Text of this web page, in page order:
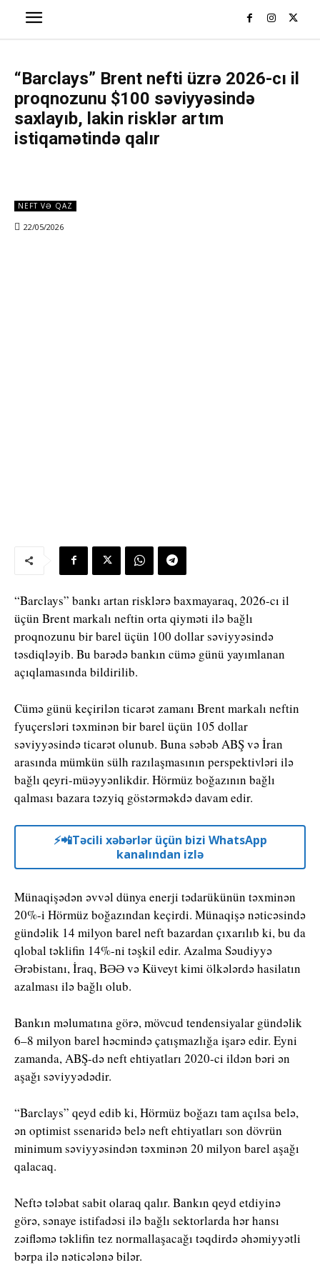
“Barclays” Brent nefti üzrə 2026-cı il
proqnozunu $100 səviyyəsində
saxlayıb, lakin risklər artım
istiqamətində qalır
NEFT VƏ QAZ
22/05/2026
“Barclays” bankı artan risklərə baxmayaraq, 2026-cı il
üçün Brent markalı neftin orta qiyməti ilə bağlı
proqnozunu bir barel üçün 100 dollar səviyyəsində
təsdiqləyib. Bu barədə bankın cümə günü yayımlanan
açıqlamasında bildirilib.
Cümə günü keçirilən ticarət zamanı Brent markalı neftin
fyuçersləri təxminən bir barel üçün 105 dollar
səviyyəsində ticarət olunub. Buna səbəb ABŞ və İran
arasında mümkün sülh razılaşmasının perspektivləri ilə
bağlı qeyri-müəyyənlikdir. Hörmüz boğazının bağlı
qalması bazara təzyiq göstərməkdə davam edir.
⚡️📲Təcili xəbərlər üçün bizi WhatsApp
kanalından izlə
Münaqişədən əvvəl dünya enerji tədarükünün təxminən
20%-i Hörmüz boğazından keçirdi. Münaqişə nəticəsində
gündəlik 14 milyon barel neft bazardan çıxarılıb ki, bu da
qlobal təklifin 14%-ni təşkil edir. Azalma Səudiyyə
Ərəbistanı, İraq, BƏƏ vəKüveytkimi ölkələrdə hasilatın
azalması ilə bağlı olub.
Bankın məlumatına görə, mövcud tendensiyalar gündəlik
6–8 milyon barel həcmində çatışmazlığa işarə edir. Eyni
zamanda, ABŞ-də neft ehtiyatları 2020-ci ildən bəri ən
aşağı səviyyədədir.
“Barclays” qeyd edib ki, Hörmüz boğazı tam açılsa belə,
ən optimist ssenaridə belə neft ehtiyatları son dövrün
minimum səviyyəsindən təxminən 20 milyon barel aşağı
qalacaq.
Neftə tələbat sabit olaraq qalır. Bankın qeyd etdiyinə
görə, sənaye istifadəsi ilə bağlı sektorlarda hər hansı
zəifləmə təklifin tez normallaşacağı təqdirdə əhəmiyyətli
bərpa ilə nəticələnə bilər.